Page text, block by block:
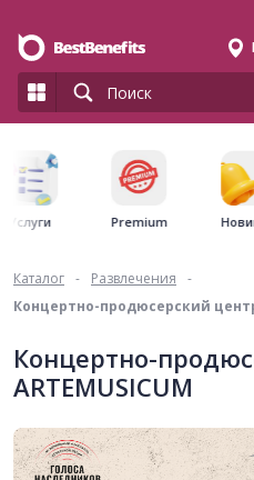
Услуги Premium
Каталог - Развлечения
-
Концертно-продюсерский центр
Концертно-
ARTEMUSICUM